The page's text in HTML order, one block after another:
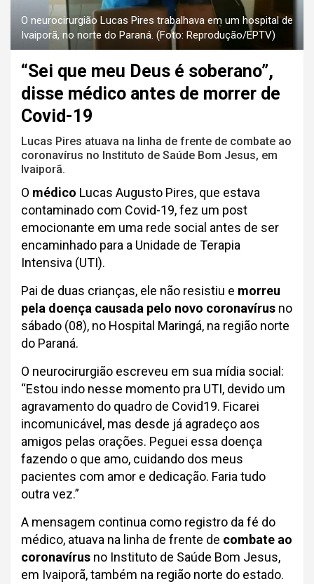
O neurocirurgião Lucas Pires trabalhava em um hospital de
Ivaiporã, no norte do Paraná. (Foto: Reprodução/EPTV)
“Sei que meu Deus é soberano”,
disse médico antes de morrer de
Covid-19
Lucas Pires atuava na linha de frente de combate ao
coronavírus no Instituto de Saúde Bom Jesus, em
Ivaiporã.
O médico Lucas Augusto Pires, que estava
contaminado com Covid-19, fez um post
emocionante em uma rede social antes de ser
encaminhado para a Unidade de Terapia
Intensiva (UTI).
Pai de duas crianças, ele não resistiu e morreu
pela doença causada pelo novo coronavírus no
sábado (08), no Hospital Maringá, na região norte
do Paraná.
O neurocirurgião escreveu em sua mídia social:
“Estou indo nesse momento pra UTI, devido um
agravamento do quadro de Covid19. Ficarei
incomunicável, mas desde já agradeço aos
amigos pelas orações. Peguei essa doença
fazendo o que amo, cuidando dos meus
pacientes com amor e dedicação. Faria tudo
outra vez.”
A mensagem continua como registro da fé do
médico, atuava na linha de frente de combate ao
coronavírus no Instituto de Saúde Bom Jesus,
em Ivaiporã, também na região norte do estado.